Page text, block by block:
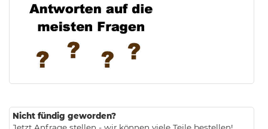
Nicht fündig geworden?
Jetzt Anfrage stellen - wir können viele Teile bestellen!